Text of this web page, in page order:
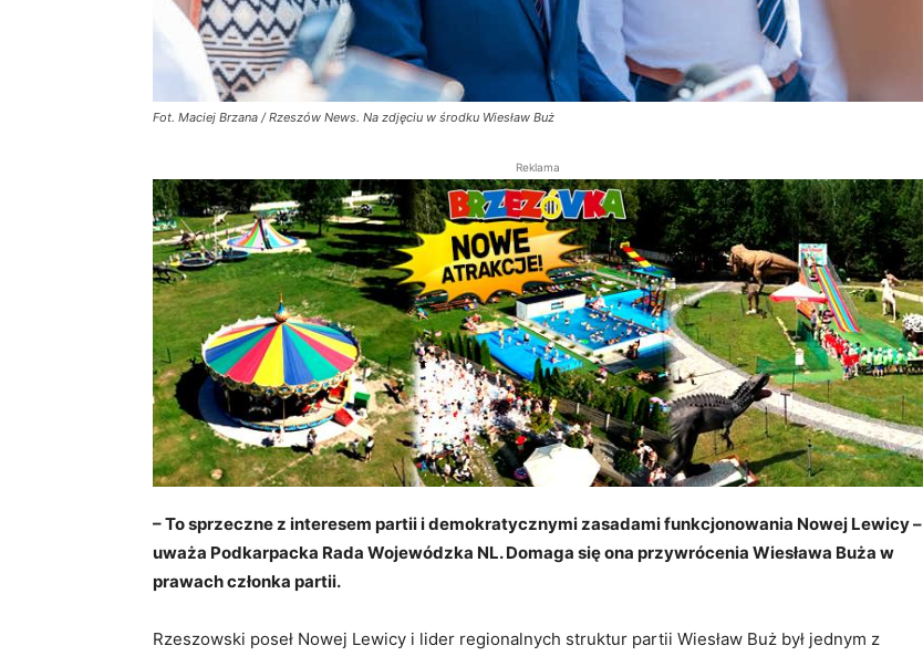
Fot. Maciej Brzana / Rzeszów News. Na zdjęciu w środku Wiesław Buż
Reklama
– To sprzeczne z interesem partii i demokratycznymi zasadami funkcjonowania Nowej Lewicy –
uważa Podkarpacka Rada Wojewódzka NL. Domaga się ona przywrócenia Wiesława Buża w
prawach członka partii.
Rzeszowski poseł Nowej Lewicy i lider regionalnych struktur partii Wiesław Buż był jednym z